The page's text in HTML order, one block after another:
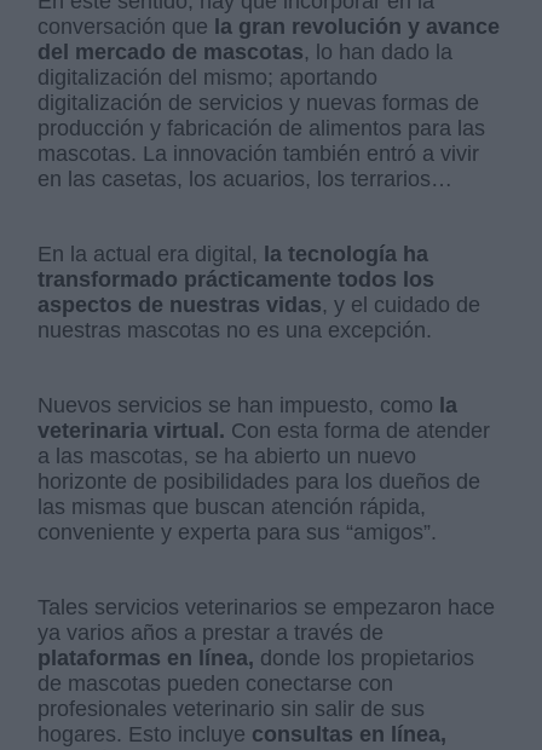
conversación que la gran revolución y avance
del mercado de mascotas, lo han dado la
digitalización del mismo; aportando
digitalización de servicios y nuevas formas de
producción y fabricación de alimentos para las
mascotas. La innovación también entró a vivir
en las casetas, los acuarios, los terrarios…
En la actual era digital,
la tecnología ha
transformado prácticamente todos los
aspectos de nuestras vidas, y el cuidado de
nuestras mascotas no es una excepción.
Nuevos servicios se han impuesto, como la
veterinaria virtual. Con esta forma de atender
a las mascotas, se ha abierto un nuevo
horizonte de posibilidades para los dueños de
las mismas que buscan atención rápida,
conveniente y experta para sus “amigos”.
Tales servicios veterinarios se empezaron hace
ya varios años a prestar a través de
plataformas en línea, donde los propietarios
de mascotas pueden conectarse con
profesionales veterinario sin salir de sus
hogares. Esto incluye consultas en línea,